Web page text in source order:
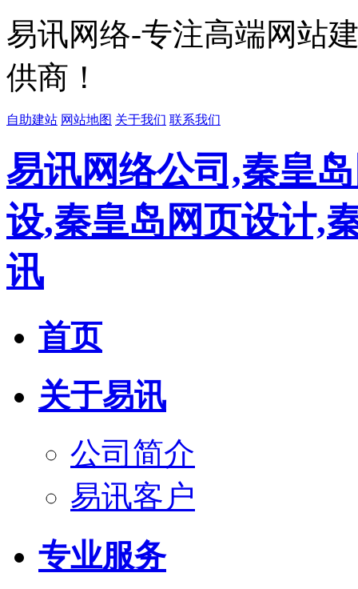
易讯网络-专注高端网站
供商！
自助建站 网站地图 关于我们 联系我们
易讯网络公司,秦皇
设,秦皇岛网页设计,
讯
首页
关于易讯
公司简介
易讯客户
专业服务